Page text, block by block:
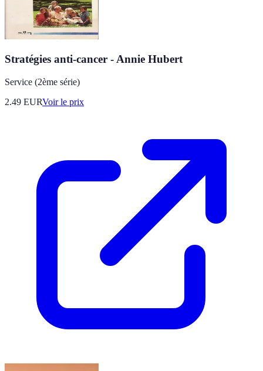
Stratégies anti-cancer - Annie Hubert
Service (2ème série)
2.49 EURVoir le prix